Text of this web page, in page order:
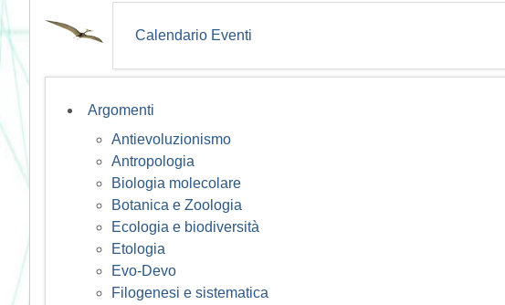
Calendario Eventi
Argomenti
Antievoluzionismo
Antropologia
Biologia molecolare
Botanica e Zoologia
Ecologia e biodiversità
Etologia
Evo-Devo
Filogenesi e sistematica